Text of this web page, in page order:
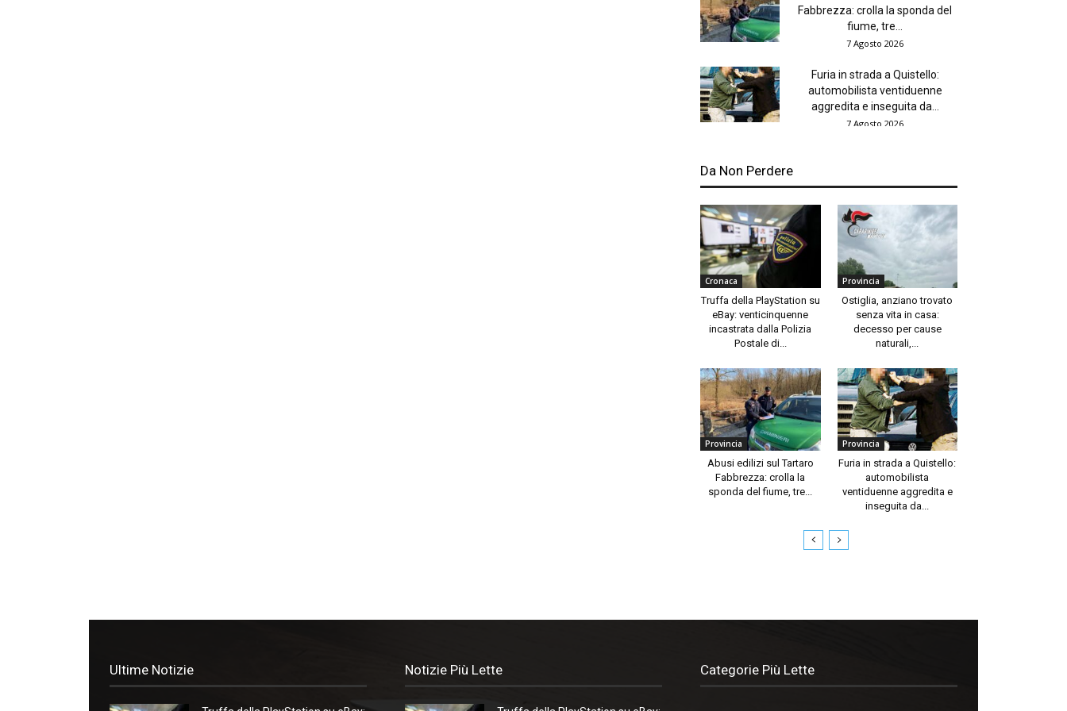
Fabbrezza: crolla la sponda del
fiume, tre...
7 Agosto 2026
Furia in strada a Quistello:
automobilista ventiduenne
aggredita e inseguita da...
7 Agosto 2026
Da Non Perdere
Cronaca
Truffa della PlayStation su
eBay: venticinquenne
incastrata dalla Polizia
Postale di...
Provincia
Ostiglia, anziano trovato
senza vita in casa:
decesso per cause
naturali,...
Provincia
Abusi edilizi sul Tartaro
Fabbrezza: crolla la
sponda del fiume, tre...
Provincia
Furia in strada a Quistello:
automobilista
ventiduenne aggredita e
inseguita da...
Ultime Notizie Notizie Più Lette Categorie Più Lette